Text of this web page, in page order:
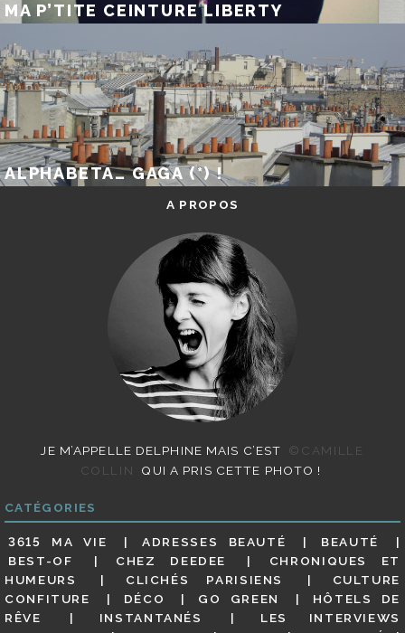
MA P’TITE CEINTURE LIBERTY
ALPHABETA… GAGA (*) !
A PROPOS
JE M’APPELLE DELPHINE MAIS C’EST
©CAMILLE
COLLIN
QUI A PRIS CETTE PHOTO !
CATÉGORIES
3615 MA VIE ADRESSES BEAUTÉ
BEAUTÉ
BEST-OF
CHEZ DEEDEE
CHRONIQUES ET
HUMEURS
CLICHÉS PARISIENS
CULTURE
CONFITURE
DÉCO GO GREEN
HÔTELS DE
RÊVE
INSTANTANÉS
LES INTERVIEWS